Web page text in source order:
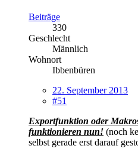
Beiträge
330
Geschlecht
Männlich
Wohnort
Ibbenbüren
22. September 2013
#51
Exportfunktion oder
funktionieren nun! (noch
selbst gerade erst darauf